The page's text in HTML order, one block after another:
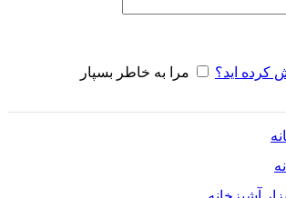
کرده اید؟
مرا به خاطر بسپار